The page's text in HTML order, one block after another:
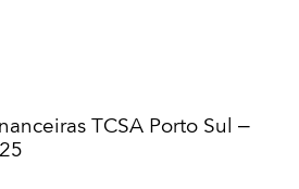
TCSA Porto Sul –